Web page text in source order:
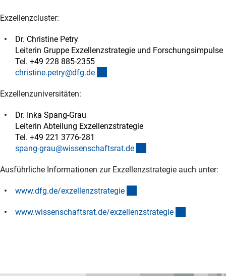
Exzellenzcluster:
Dr. Christine Petry
Leiterin Gruppe Exzellenzstrategie und Forschungsimpulse
Tel. +49 228 885-2355
christine.petry@dfg.de
Exzellenzuniversitäten:
Dr. Inka Spang-Grau
Leiterin Abteilung Exzellenzstrategie
Tel. +49 221 3776-281
spang-grau@wissenschaftsrat.de
Ausführliche Informationen zur Exzellenzstrategie auch unter:
www.dfg.de/exzellenzstrategie
www.wissenschaftsrat.de/exzellenzstrategie